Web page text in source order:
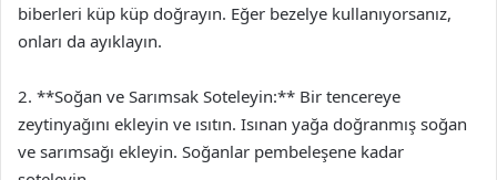
biberleri küp küp doğrayın. Eğer bezelye kullanıyorsanız,
onları da ayıklayın.
2. **Soğan ve Sarımsak Soteleyin:** Bir tencereye
zeytinyağını ekleyin ve ısıtın. Isınan yağa doğranmış soğan
ve sarımsağı ekleyin. Soğanlar pembeleşene kadar